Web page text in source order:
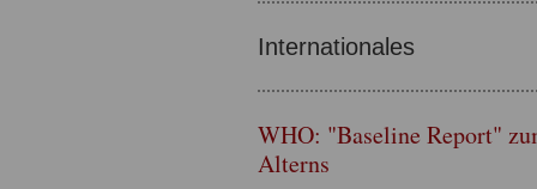
Internationales
WHO: "Baseline Report"
Alterns